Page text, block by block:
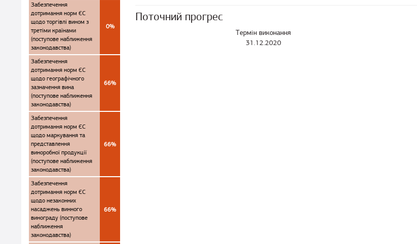
Поточний прогрес
Термін виконання
31.12.2020
Забезпечення
дотримання норм ЄС
щодо торгівлі вином з
третіми країнами
(поступове наближення
законодавства)
0%
Забезпечення
дотримання норм ЄС
щодо географічного
зазначення вина
(поступове наближення
законодавства)
66%
Забезпечення
дотримання норм ЄС
щодо маркування та
представлення
виноробної продукції
(поступове наближення
законодавства)
66%
Забезпечення
дотримання норм ЄС
щодо незаконних
насаджень винного
винограду (поступове
наближення
законодавства)
66%